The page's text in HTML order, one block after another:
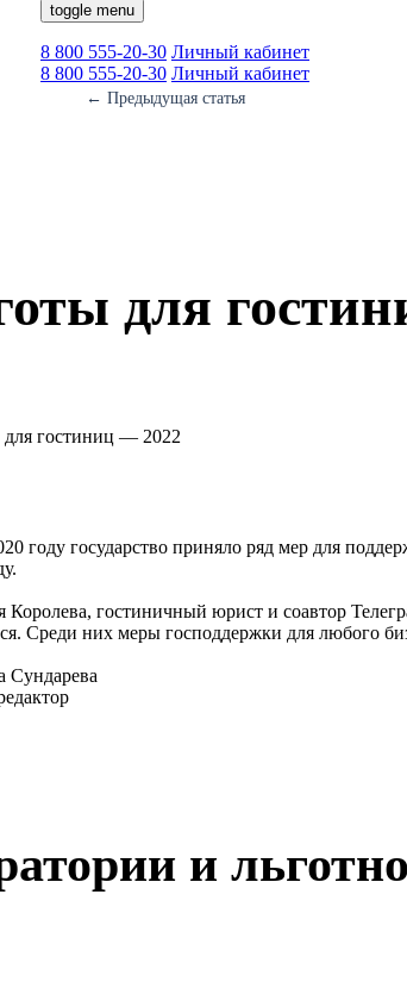
toggle menu
8 800 555-20-30 Личный кабинет
8 800 555-20-30 Личный кабинет
← Предыдущая статья
для
году государство приняло ряд мер для
Королева, гостиничный юрист и соавтор
Среди них меры господдержки для любого
Сундарева
и